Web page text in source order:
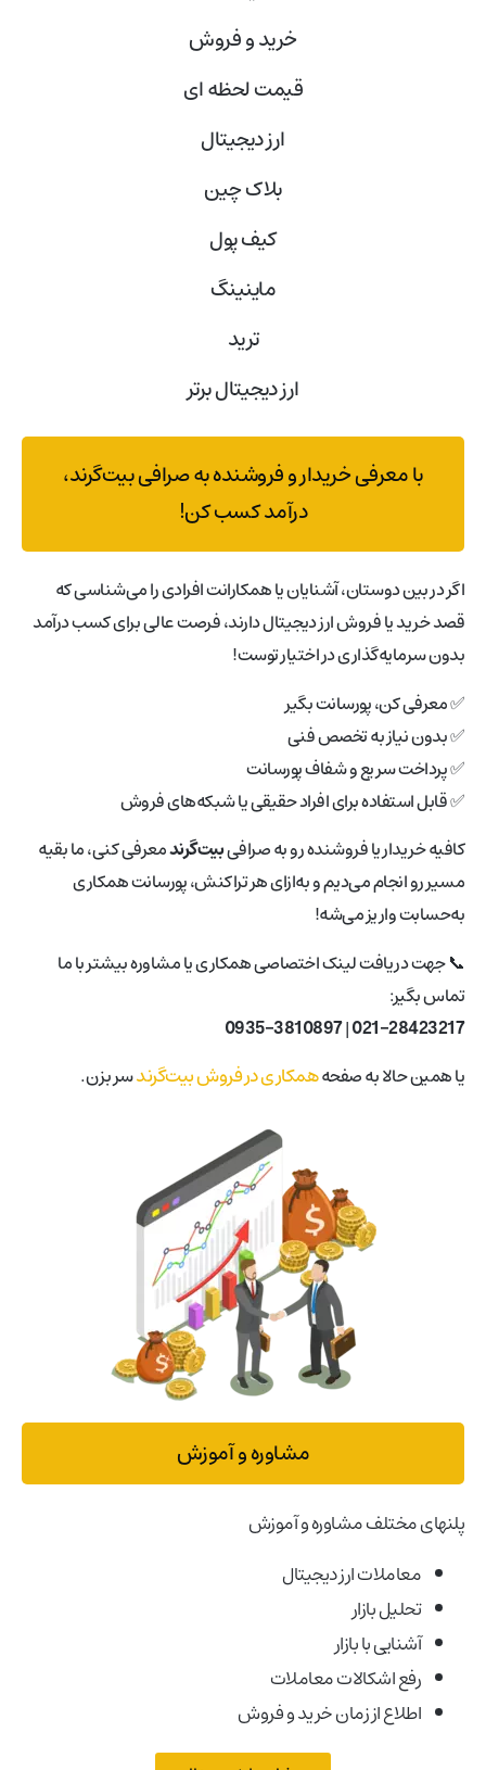
خرید و فروش
قیمت لحظه ای
ارز دیجیتال
بلاک‌ چین
کیف پول
ماینینگ
ترید
ارز دیجیتال برتر
با معرفی خریدار و فروشنده به صرافی بیت‌گرند،
درآمد کسب کن!
اگر در بین دوستان، آشنایان یا همکارانت افرادی را می‌شناسی که
قصد خرید یا فروش ارز دیجیتال دارند، فرصت عالی برای کسب درآمد
بدون سرمایه‌گذاری در اختیار توست!
✅ معرفی کن، پورسانت بگیر
✅ بدون نیاز به تخصص فنی
✅ پرداخت سریع و شفاف پورسانت
✅ قابل استفاده برای افراد حقیقی یا شبکه‌های فروش
کافیه خریدار یا فروشنده رو به صرافیبیت‌گرندمعرفی کنی، ما بقیه
مسیر رو انجام می‌دیم و به‌ازای هر تراکنش، پورسانت همکاری
به‌حسابت واریز می‌شه!
📞 جهت دریافت لینک اختصاصی همکاری یا مشاوره بیشتر با ما
تماس بگیر:
021-28423217
|
0935-3810897
یا همین حالا به صفحههمکاری در فروش بیت‌گرندسر بزن.
مشاوره و آموزش
پلنهای مختلف مشاوره و آموزش
معاملات ارز دیجیتال
تحلیل بازار
آشنایی با بازار
رفع اشکالات معاملات
اطلاع از زمان خرید و فروش